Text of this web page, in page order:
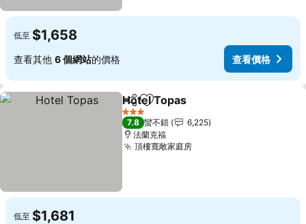
低至 $1,658
查看其他 6 個網站的價格 查看價格
分享 加入我的最愛
Hotel Topas
3 星級
7.8 蠻不錯
6,225
法蘭克福
頂樓寬敞家庭房
低至 $1,681